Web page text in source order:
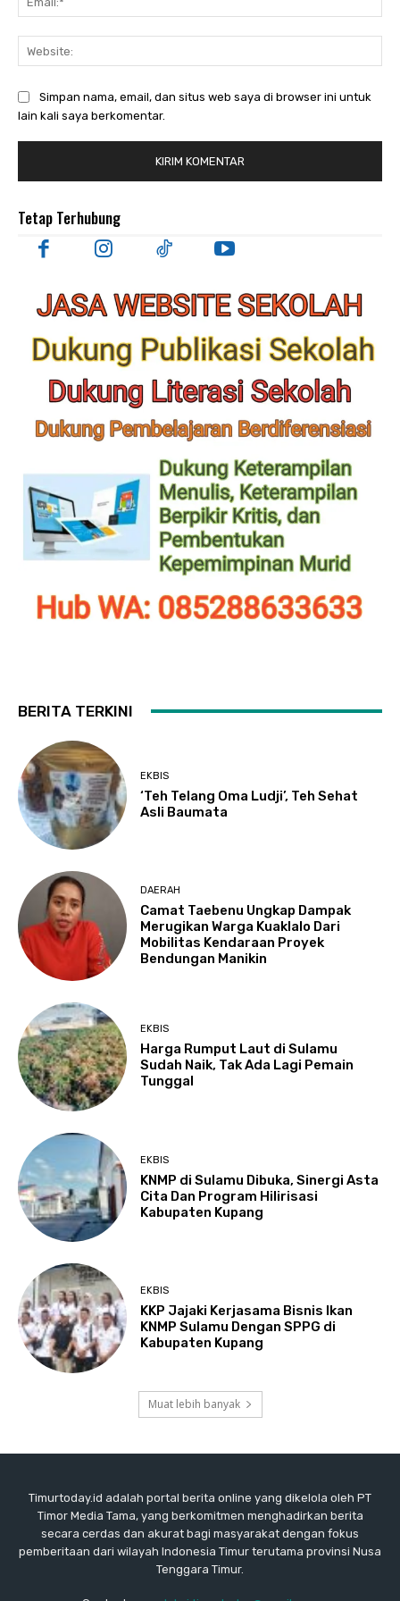
Simpan nama, email, dan situs web saya di browser ini untuk
lain kali saya berkomentar.
Tetap Terhubung
BERITA TERKINI
EKBIS
‘Teh Telang Oma Ludji’, Teh Sehat
Asli Baumata
DAERAH
Camat Taebenu Ungkap Dampak
Merugikan Warga Kuaklalo Dari
Mobilitas Kendaraan Proyek
Bendungan Manikin
EKBIS
Harga Rumput Laut di Sulamu
Sudah Naik, Tak Ada Lagi Pemain
Tunggal
EKBIS
KNMP di Sulamu Dibuka, Sinergi Asta
Cita Dan Program Hilirisasi
Kabupaten Kupang
EKBIS
KKP Jajaki Kerjasama Bisnis Ikan
KNMP Sulamu Dengan SPPG di
Kabupaten Kupang
Muat lebih banyak
Timurtoday.id adalah portal berita online yang dikelola oleh PT
Timor Media Tama, yang berkomitmen menghadirkan berita
secara cerdas dan akurat bagi masyarakat dengan fokus
pemberitaan dari wilayah Indonesia Timur terutama provinsi Nusa
Tenggara Timur.